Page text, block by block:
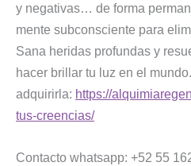
y negativas… de forma
mente subconsciente para
Sana heridas profundas y
hacer brillar tu luz en el
adquirirla: https://
tus-creencias/
Contacto whatsapp: +52 55